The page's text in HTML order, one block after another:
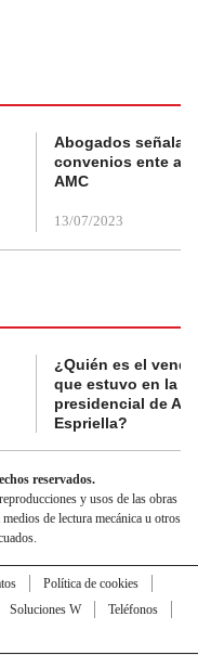
Abogados
convenios ente
AMC
13/07/2023
¿Quién es el
que estuvo en la
presidencial de
Espriella?
reservados.
y usos de las obras
de lectura mecánica u otros
Política de cookies
Soluciones W
Teléfonos